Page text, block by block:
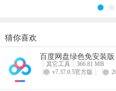
答：利用绿化带、喷泉、街灯及广
升视觉吸引力和居民满意度。
问：怎样进行小镇经济管理？
答：调配资源、管理居民就业、规
撞球帝软件官方版
详情
海心健康 VA最新安卓版
详情
猜你喜欢
百度网盘绿色免安装版
其它工具
366.81 MB
v7.37.0.5官方版